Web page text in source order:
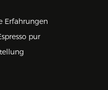
Erfahrungen
pur